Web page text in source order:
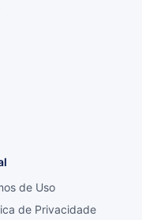
de Uso
de Privacidade